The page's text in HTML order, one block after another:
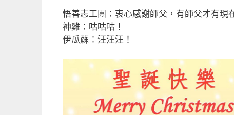
悟善志工團：衷心感謝師父，有師父才有現
神雞：咕咕咕！
伊瓜蘇：汪汪汪！